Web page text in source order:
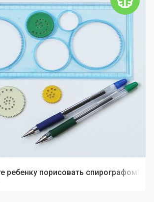
ребенку порисовать спирографом!